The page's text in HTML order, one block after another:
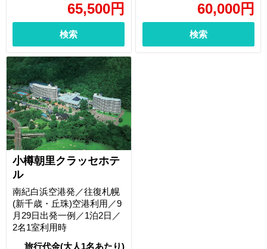
65,500円
検索
60,000円
検索
小樽朝里クラッセホテ
ル
南紀白浜空港発／往復札幌
(新千歳・丘珠)空港利用／9
月29日出発一例／1泊2日／
2名1室利用時